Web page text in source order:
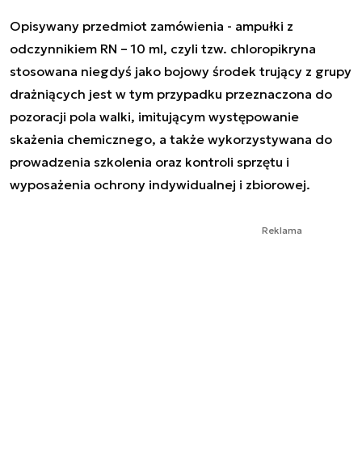
Opisywany przedmiot zamówienia - ampułki z
odczynnikiem RN – 10 ml, czyli tzw. chloropikryna
stosowana niegdyś jako bojowy środek trujący z grupy
drażniących jest w tym przypadku przeznaczona do
pozoracji pola walki, imitującym występowanie
skażenia chemicznego, a także wykorzystywana do
prowadzenia szkolenia oraz kontroli sprzętu i
wyposażenia ochrony indywidualnej i zbiorowej.
Reklama